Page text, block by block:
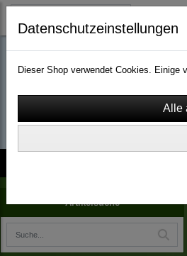
Artikelsuche
Datenschutzeinstellungen
Dieser Shop verwendet Cookies. Einige